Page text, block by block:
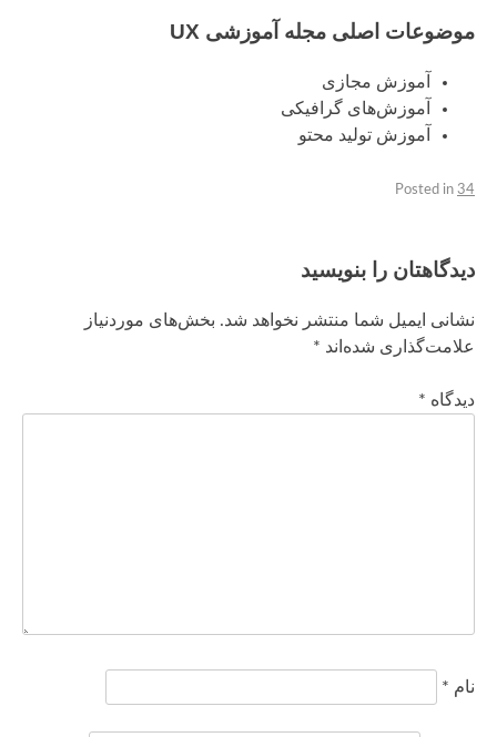
موضوعات اصلی مجله آموزشی UX
آموزش مجازی
آموزش‌های گرافیکی
آموزش تولید محتو
Posted in 34
دیدگاهتان را بنویسید
نشانی ایمیل شما منتشر نخواهد شد. بخش‌های موردنیاز
علامت‌گذاری شده‌اند *
دیدگاه *
نام *